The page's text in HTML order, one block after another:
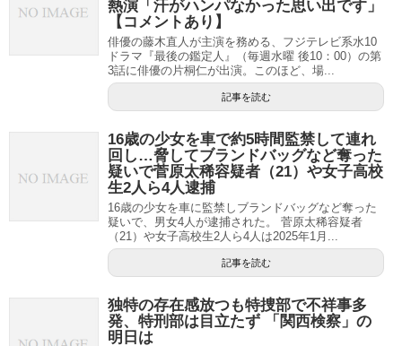
熱演「汗がハンパなかった思い出です」
【コメントあり】
俳優の藤木直人が主演を務める、フジテレビ系水10
ドラマ『最後の鑑定人』（毎週水曜 後10：00）の第
3話に俳優の片桐仁が出演。このほど、場...
記事を読む
16歳の少女を車で約5時間監禁して連れ
回し…脅してブランドバッグなど奪った
疑いで菅原太稀容疑者（21）や女子高校
生2人ら4人逮捕
16歳の少女を車に監禁しブランドバッグなど奪った
疑いで、男女4人が逮捕された。 菅原太稀容疑者
（21）や女子高校生2人ら4人は2025年1月...
記事を読む
独特の存在感放つも特捜部で不祥事多
発、特刑部は目立たず 「関西検察」の
明日は